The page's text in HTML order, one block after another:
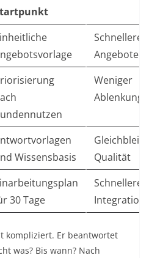
Schnellere
Angebote
Weniger
Ablenkung
Wissensbasis
Qualität
30 Tage
Schnellere
Integration
kompliziert. Er beantwortet
was? Bis wann? Nach